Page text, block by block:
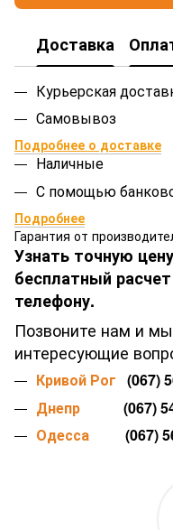
Доставка
Курьерская
Самовывоз
Подробнее о доставке
Наличные
С помощью
Подробнее
Гарантия от
Узнать точную
бесплатный
телефону.
Позвоните нам и
интересующие
Кривой Рог (067)
Днепр (067)
Одесса (067)